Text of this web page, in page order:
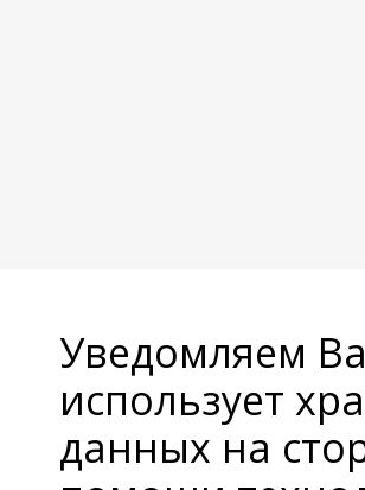
Уведомляем
использует
данных на